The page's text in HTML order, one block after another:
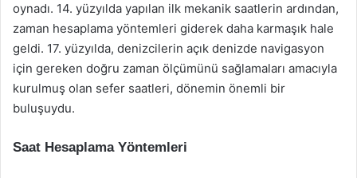
oynadı. 14. yüzyılda yapılan ilk mekanik saatlerin ardından,
zaman hesaplama yöntemleri giderek daha karmaşık hale
geldi. 17. yüzyılda, denizcilerin açık denizde navigasyon
için gereken doğru zaman ölçümünü sağlamaları amacıyla
kurulmuş olan sefer saatleri, dönemin önemli bir
buluşuydu.
Saat Hesaplama Yöntemleri